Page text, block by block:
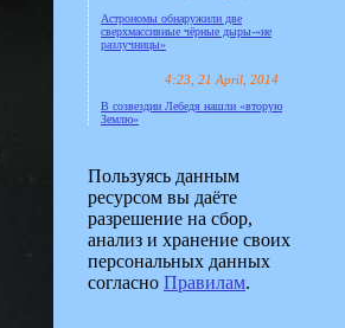
Астрономы обнаружили две
сверхмассивные чёрные дыры-«не
разлучницы»
4:23, 21 April, 2014
В созвездии Лебедя нашли «вторую
Землю»
Пользуясь данным
ресурсом вы даёте
разрешение на сбор,
анализ и хранение своих
персональных данных
согласно Правилам.